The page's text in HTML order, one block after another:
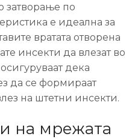
затворање по
е идеална за
вратата отворена
инсекти да влезат во
дека
да се формираат
на штетни инсекти.
на мрежата